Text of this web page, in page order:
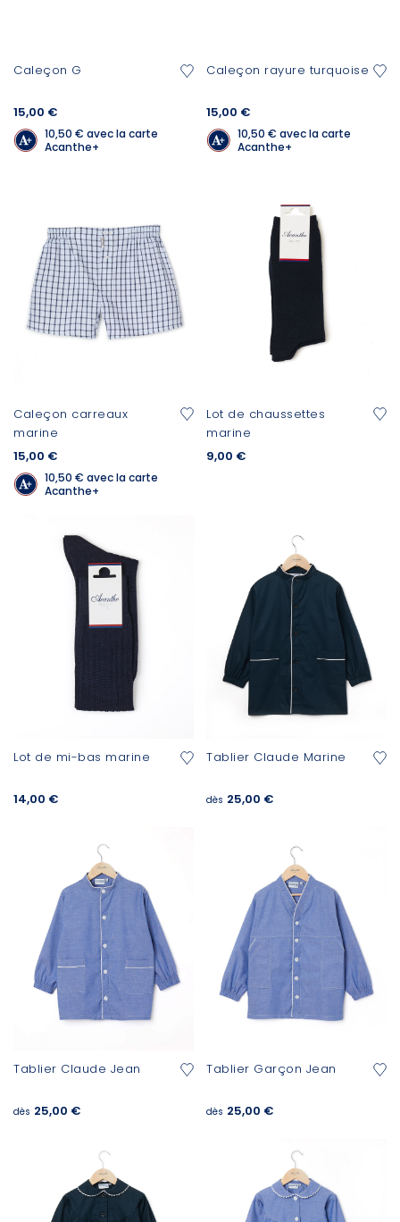
Caleçon G
15,00 €
10,50 € avec la carte
Acanthe+
Caleçon rayure turquoise
15,00 €
10,50 € avec la carte
Acanthe+
Caleçon carreaux
marine
15,00 €
10,50 € avec la carte
Acanthe+
Lot de chaussettes
marine
9,00 €
Lot de mi-bas marine
14,00 €
Tablier Claude Marine
dès 25,00 €
Tablier Claude Jean
dès 25,00 €
Tablier Garçon Jean
dès 25,00 €